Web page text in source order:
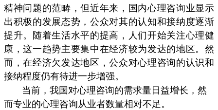
精神问题的范畴，但近年来，国内心理咨询业显示
出积极的发展态势，公众对其的认知和接纳度逐渐
提升。随着生活水平的提高，人们开始关注心理健
康，这一趋势主要集中在经济较为发达的地区。然
而，在经济欠发达地区，公众对心理咨询的认识和
接纳程度仍有待进一步增强。
当前，我国对心理咨询的需求量日益增长，然
而专业的心理咨询从业者数量相对不足。